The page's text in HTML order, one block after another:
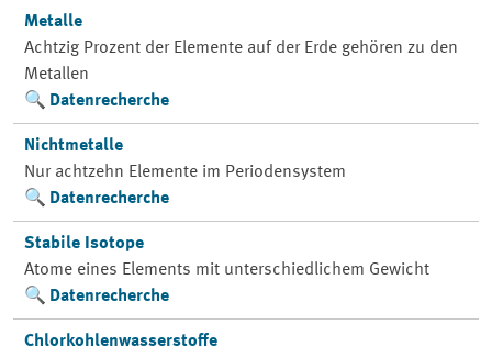
Metalle
Achtzig Prozent der Elemente auf der Erde gehören zu den
Metallen
Datenrecherche
Nichtmetalle
Nur achtzehn Elemente im Periodensystem
Datenrecherche
Stabile Isotope
Atome eines Elements mit unterschiedlichem Gewicht
Datenrecherche
Chlorkohlenwasserstoffe